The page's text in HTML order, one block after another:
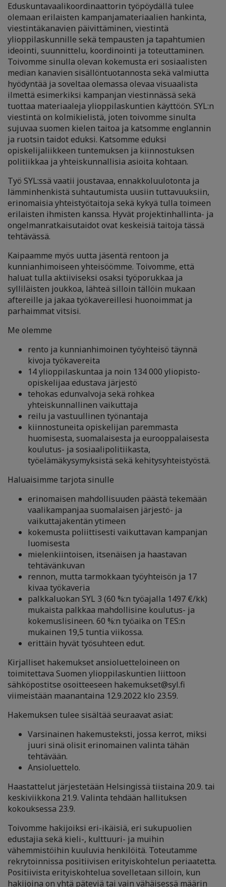
Eduskuntavaalikoordinaattorin työpöydällä tulee
olemaan erilaisten kampanjamateriaalien hankinta,
viestintäkanavien päivittäminen, viestintä
ylioppilaskunnille sekä tempausten ja tapahtumien
ideointi, suunnittelu, koordinointi ja toteuttaminen.
Toivomme sinulla olevan kokemusta eri sosiaalisten
median kanavien sisällöntuotannosta sekä valmiutta
hyödyntää ja soveltaa olemassa olevaa visuaalista
ilmettä esimerkiksi kampanjan viestinnässä sekä
tuottaa materiaaleja ylioppilaskuntien käyttöön. SYL:n
viestintä on kolmikielistä, joten toivomme sinulta
sujuvaa suomen kielen taitoa ja katsomme englannin
ja ruotsin taidot eduksi. Katsomme eduksi
opiskelijaliikkeen tuntemuksen ja kiinnostuksen
politiikkaa ja yhteiskunnallisia asioita kohtaan.
Työ SYL:ssä vaatii joustavaa, ennakkoluulotonta ja
lämminhenkistä suhtautumista uusiin tuttavuuksiin,
erinomaisia yhteistyötaitoja sekä kykyä tulla toimeen
erilaisten ihmisten kanssa. Hyvät projektinhallinta- ja
ongelmanratkaisutaidot ovat keskeisiä taitoja tässä
tehtävässä.
Kaipaamme myös uutta jäsentä rentoon ja
kunnianhimoiseen yhteisöömme. Toivomme, että
haluat tulla aktiiviseksi osaksi työporukkaa ja
sylliläisten joukkoa, lähteä silloin tällöin mukaan
aftereille ja jakaa työkavereillesi huonoimmat ja
parhaimmat vitsisi.
Me olemme
rento ja kunnianhimoinen työyhteisö täynnä
kivoja työkavereita
14 ylioppilaskuntaa ja noin 134 000 yliopisto-
opiskelijaa edustava järjestö
tehokas edunvalvoja sekä rohkea
yhteiskunnallinen vaikuttaja
reilu ja vastuullinen työnantaja
kiinnostuneita opiskelijan paremmasta
huomisesta, suomalaisesta ja eurooppalaisesta
koulutus- ja sosiaalipolitiikasta,
työelämäkysymyksistä sekä kehitysyhteistyöstä.
Haluaisimme tarjota sinulle
erinomaisen mahdollisuuden päästä tekemään
vaalikampanjaa suomalaisen järjestö- ja
vaikuttajakentän ytimeen
kokemusta poliittisesti vaikuttavan kampanjan
luomisesta
mielenkiintoisen, itsenäisen ja haastavan
tehtävänkuvan
rennon, mutta tarmokkaan työyhteisön ja 17
kivaa työkaveria
palkkaluokan SYL 3 (60 %:n työajalla 1497 €/kk)
mukaista palkkaa mahdollisine koulutus- ja
kokemuslisineen. 60 %:n työaika on TES:n
mukainen 19,5 tuntia viikossa.
erittäin hyvät työsuhteen edut.
Kirjalliset hakemukset ansioluetteloineen on
toimitettava Suomen ylioppilaskuntien liittoon
sähköpostitse osoitteeseen hakemukset@syl.fi
viimeistään maanantaina 12.9.2022 klo 23.59.
Hakemuksen tulee sisältää seuraavat asiat:
Varsinainen hakemusteksti, jossa kerrot, miksi
juuri sinä olisit erinomainen valinta tähän
tehtävään.
Ansioluettelo.
Haastattelut järjestetään Helsingissä tiistaina 20.9. tai
keskiviikkona 21.9. Valinta tehdään hallituksen
kokouksessa 23.9.
Toivomme hakijoiksi eri-ikäisiä, eri sukupuolien
edustajia sekä kieli-, kulttuuri- ja muihin
vähemmistöihin kuuluvia henkilöitä. Toteutamme
rekrytoinnissa positiivisen erityiskohtelun periaatetta.
Positiivista erityiskohtelua sovelletaan silloin, kun
hakijoina on yhtä päteviä tai vain vähäisessä määrin